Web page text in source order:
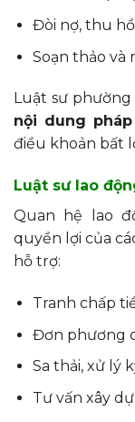
Đòi nợ, thu
Soạn thảo và
Luật sư
nội dung
điều khoản bất
Luật sư lao
Quan hệ lao
quyền lợi của
hỗ trợ:
Tranh chấp
Đơn phương
Sa thải, xử lý
Tư vấn xây